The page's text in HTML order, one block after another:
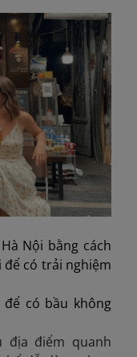
Nội bằng cách
có trải nghiệm
có bầu không
địa điểm quanh